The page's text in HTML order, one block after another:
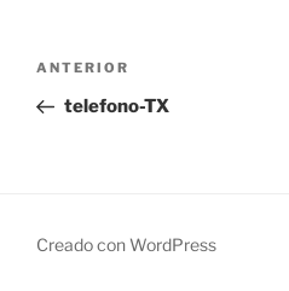
Navegación
entradas
Entrada
anterior:
ANTERIOR
telefono-TX
Creado con WordPress